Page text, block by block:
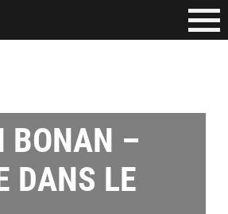
BONAN –
DANS LE